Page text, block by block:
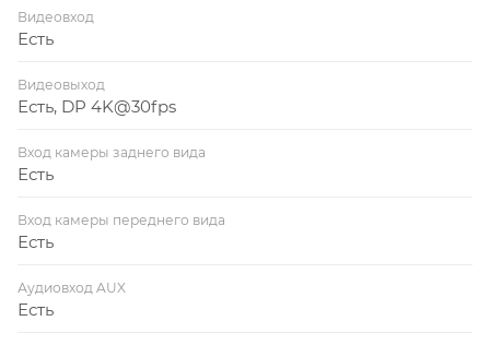
Видеовход
Есть
Видеовыход
Есть, DP 4K@30fps
Вход камеры заднего вида
Есть
Вход камеры переднего вида
Есть
Аудиовход AUX
Есть